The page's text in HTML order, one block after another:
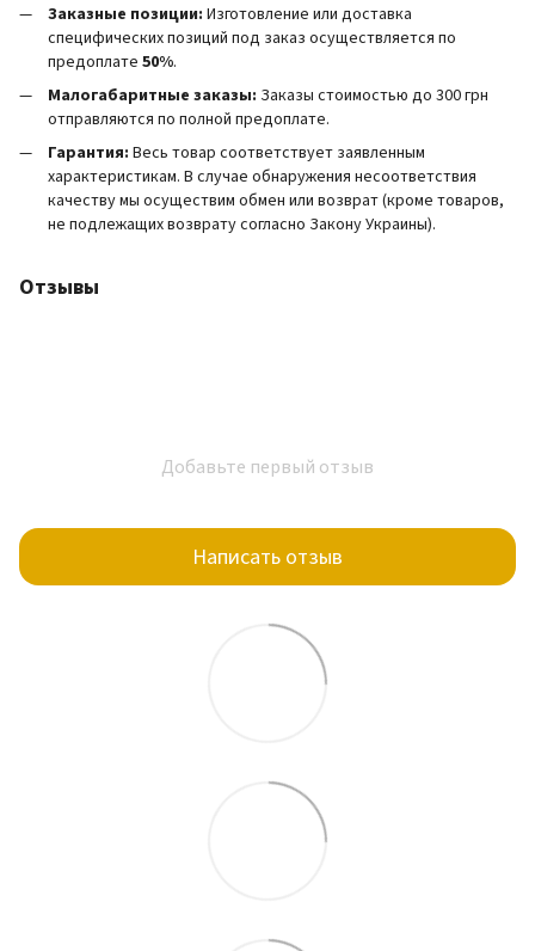
Заказные позиции: Изготовление или доставка
специфических позиций под заказ осуществляется по
предоплате 50%.
Малогабаритные заказы: Заказы стоимостью до 300 грн
отправляются по полной предоплате.
Гарантия: Весь товар соответствует заявленным
характеристикам. В случае обнаружения несоответствия
качеству мы осуществим обмен или возврат (кроме товаров,
не подлежащих возврату согласно Закону Украины).
Отзывы
Добавьте первый отзыв
Написать отзыв